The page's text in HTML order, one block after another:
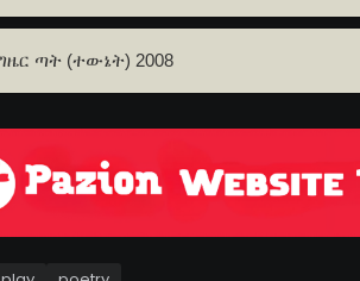
ጣት (ተውኔት) 2008